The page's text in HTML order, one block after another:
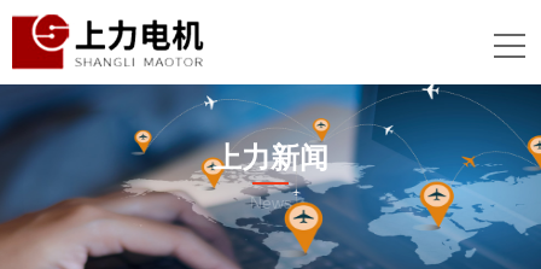
上力新闻
News